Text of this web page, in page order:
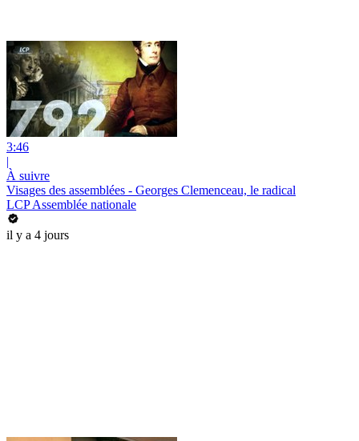
3:46
|
À suivre
Visages des assemblées - Georges Clemenceau, le radical
LCP Assemblée nationale
il y a 4 jours